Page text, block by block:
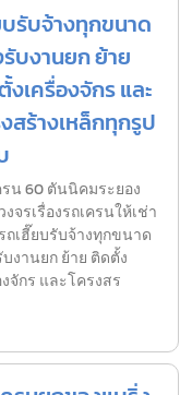
บรับจ้างทุกขนาด
บงานยก ย้าย
เครื่องจักร และ
สร้างเหล็กทุกรูป
รน 60 ตันนิคมระยอง
จรเรื่องรถเครนให้เช่า
ถเฮี๊ยบรับจ้างทุกขนาด
บงานยก ย้าย ติดตั้ง
งจักร และโครงสร